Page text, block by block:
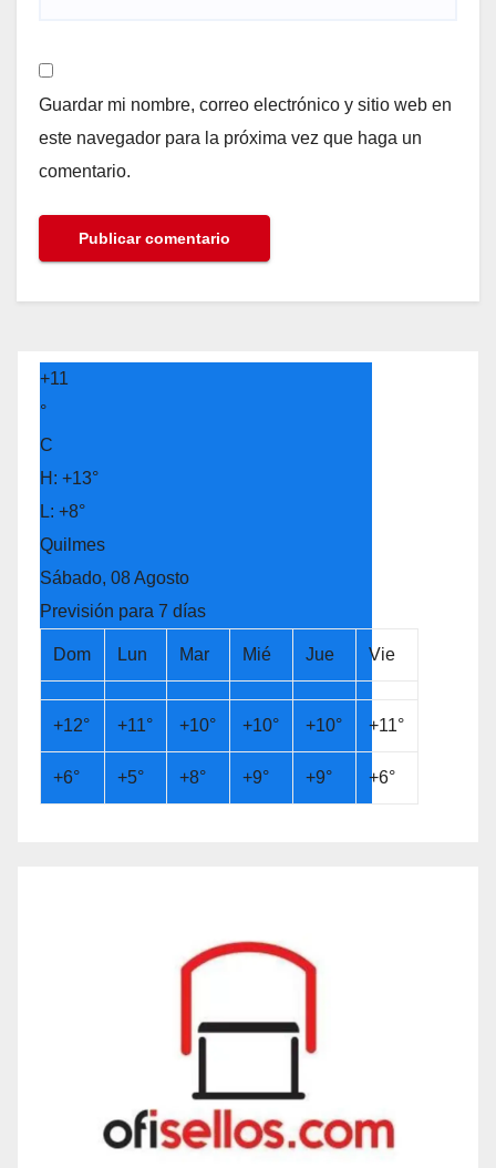
Guardar mi nombre, correo electrónico y sitio web en
este navegador para la próxima vez que haga un
comentario.
+11
°
C
H: +13°
L: +8°
Quilmes
Sábado, 08 Agosto
Previsión para 7 días
Dom Lun Mar Mié Jue Vie
+12° +11° +10° +10° +10° +11°
+6° +5° +8° +9° +9° +6°